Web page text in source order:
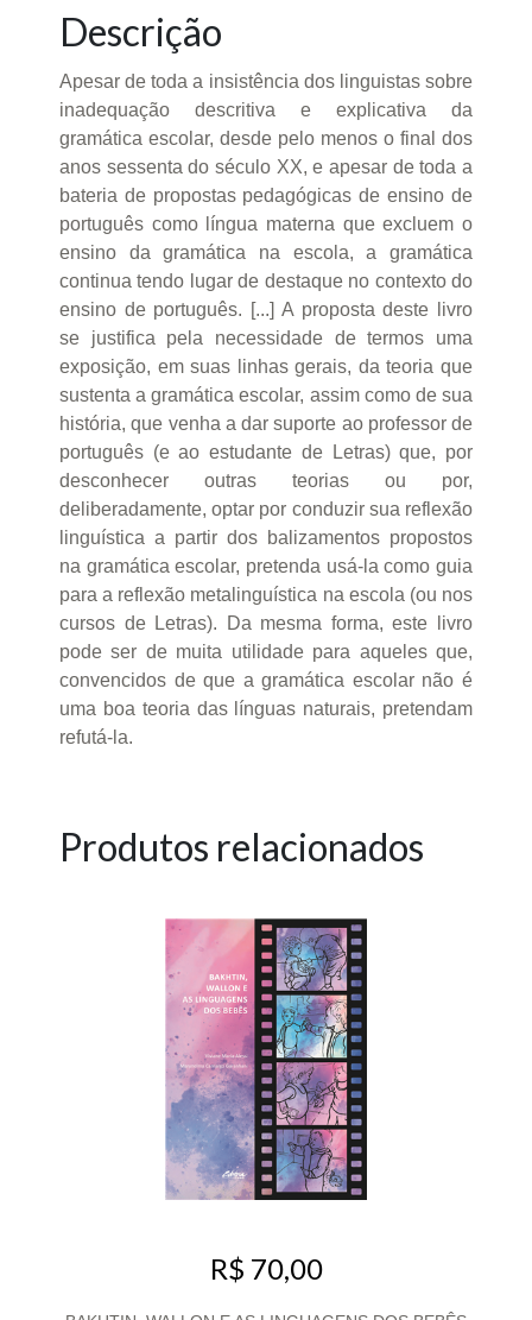
Descrição
Apesar de toda a insistência dos linguistas sobre
inadequação descritiva e explicativa da
gramática escolar, desde pelo menos o final dos
anos sessenta do século XX, e apesar de toda a
bateria de propostas pedagógicas de ensino de
português como língua materna que excluem o
ensino da gramática na escola, a gramática
continua tendo lugar de destaque no contexto do
ensino de português. [...] A proposta deste livro
se justifica pela necessidade de termos uma
exposição, em suas linhas gerais, da teoria que
sustenta a gramática escolar, assim como de sua
história, que venha a dar suporte ao professor de
português (e ao estudante de Letras) que, por
desconhecer outras teorias ou por,
deliberadamente, optar por conduzir sua reflexão
linguística a partir dos balizamentos propostos
na gramática escolar, pretenda usá-la como guia
para a reflexão metalinguística na escola (ou nos
cursos de Letras). Da mesma forma, este livro
pode ser de muita utilidade para aqueles que,
convencidos de que a gramática escolar não é
uma boa teoria das línguas naturais, pretendam
refutá-la.
Produtos relacionados
R$ 70,00